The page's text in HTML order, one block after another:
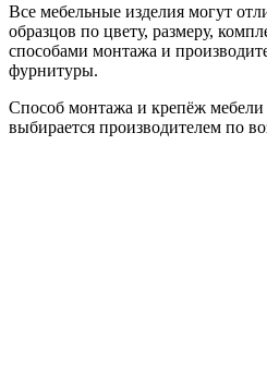
Все мебельные изделия могут
образцов по цвету, размеру,
способами монтажа и
фурнитуры.
Способ монтажа и крепёж мебели
выбирается производителем по